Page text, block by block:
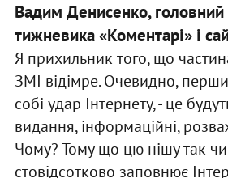
Вадим Денисенко, головний
тижневика «Коментарі» і
Я прихильник того, що
ЗМІ відімре. Очевидно,
собі удар Інтернету, - це
видання, інформаційні,
Чому? Тому що цю нішу так
стовідсотково заповнює